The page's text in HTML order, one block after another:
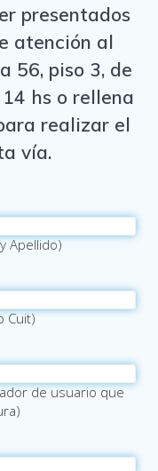
presentados
atención al
56, piso 3, de
hs o rellena
realizar el
vía.
Apellido)
Cuit)
de usuario que